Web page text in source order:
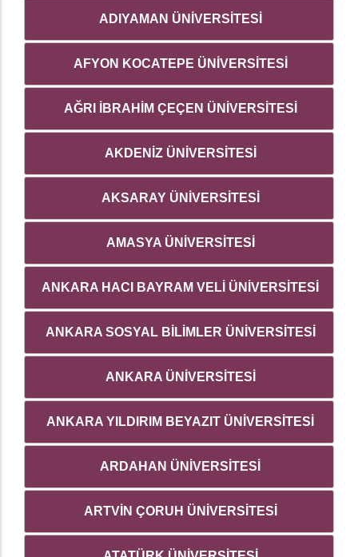
ADIYAMAN ÜNİVERSİTESİ
AFYON KOCATEPE ÜNİVERSİTESİ
AĞRI İBRAHİM ÇEÇEN ÜNİVERSİTESİ
AKDENİZ ÜNİVERSİTESİ
AKSARAY ÜNİVERSİTESİ
AMASYA ÜNİVERSİTESİ
ANKARA HACI BAYRAM VELİ ÜNİVERSİTESİ
ANKARA SOSYAL BİLİMLER ÜNİVERSİTESİ
ANKARA ÜNİVERSİTESİ
ANKARA YILDIRIM BEYAZIT ÜNİVERSİTESİ
ARDAHAN ÜNİVERSİTESİ
ARTVİN ÇORUH ÜNİVERSİTESİ